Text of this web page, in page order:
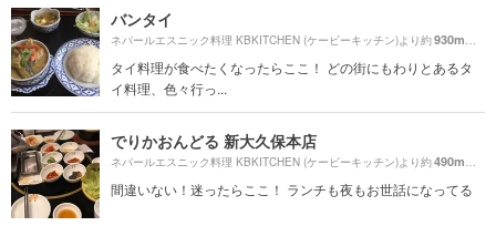
バンタイ
ネパールエスニック料理 KBKITCHEN (ケービーキッチン)より約930m
タイ料理が食べたくなったらここ！ どの街にもわりとあるタ
イ料理、色々行っ...
でりかおんどる 新大久保本店
ネパールエスニック料理 KBKITCHEN (ケービーキッチン)より約490m
間違いない！迷ったらここ！ ランチも夜もお世話になってる